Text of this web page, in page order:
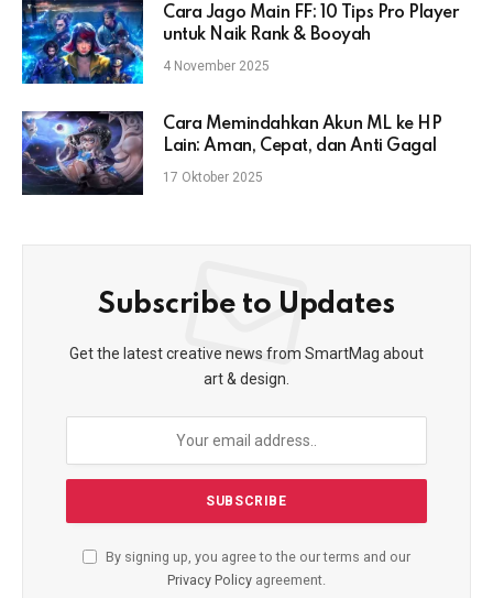
Cara Jago Main FF: 10 Tips Pro Player
untuk Naik Rank & Booyah
4 November 2025
Cara Memindahkan Akun ML ke HP
Lain: Aman, Cepat, dan Anti Gagal
17 Oktober 2025
Subscribe to Updates
Get the latest creative news from SmartMag about
art & design.
By signing up, you agree to the our terms and our
Privacy Policy agreement.